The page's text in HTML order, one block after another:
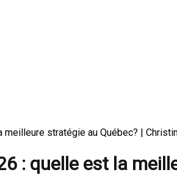
stratégie au Québec? |
: quelle est la